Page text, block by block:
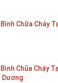
Chữa Cháy
Bình Chũa Cháy
Dương